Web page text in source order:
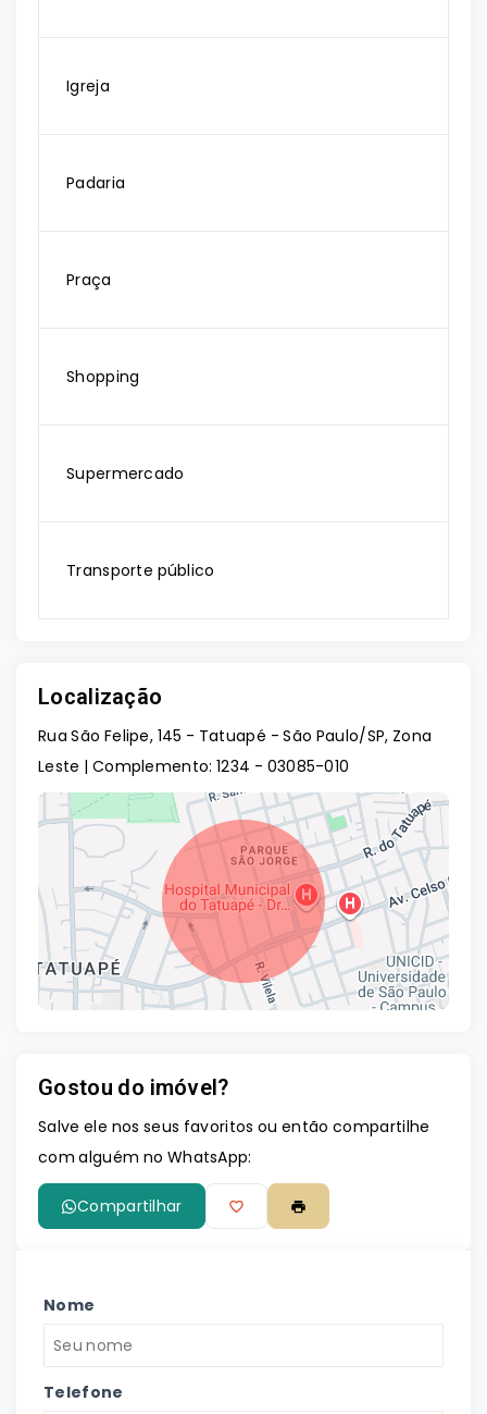
Igreja
Padaria
Praça
Shopping
Supermercado
Transporte público
Localização
Rua São Felipe, 145 - Tatuapé - São Paulo/SP, Zona
Leste | Complemento: 1234 - 03085-010
Gostou do imóvel?
Salve ele nos seus favoritos ou então compartilhe
com alguém no WhatsApp:
Compartilhar
Nome
Telefone